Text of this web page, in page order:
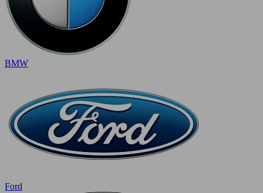
BMW
Ford